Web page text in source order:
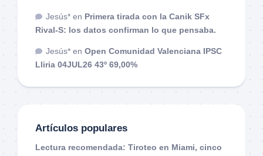
Jesús* en Primera tirada con la Canik SFx
Rival-S: los datos confirman lo que pensaba.
Jesús* en Open Comunidad Valenciana IPSC
Lliria 04JUL26 43º 69,00%
Artículos populares
Lectura recomendada: Tiroteo en Miami, cinco